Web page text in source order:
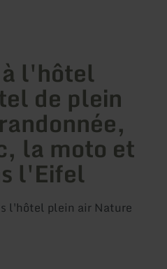
l'hôtel
de plein
la moto et
l'Eifel
l'hôtel plein air Nature